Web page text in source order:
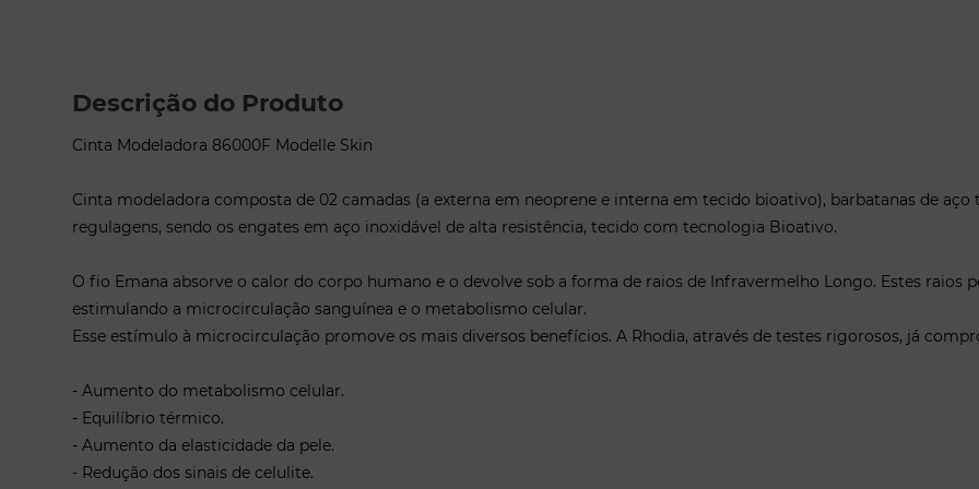
4. Contra indicações
Os efeitos de melhoria do aspecto
para mulheres gravidas, assim
doenças autoimunes (Pesquisa
5. Mitos
As cintas Modelle Skin são
Descrição do Produto
Cinta Modeladora 86000F Modelle Skin
Cinta modeladora composta de 02 camadas (a externa em neoprene e interna em tecido bioativo), barbatanas de
regulagens, sendo os engates em aço inoxidável de alta resistência, tecido com tecnologia Bioativo.
O fio Emana absorve o calor do corpo humano e o devolve sob a forma de raios de Infravermelho Longo. Estes raios
estimulando a microcirculação sanguínea e o metabolismo celular.
Esse estímulo à microcirculação promove os mais diversos benefícios. A Rhodia, através de testes rigorosos, já
- Aumento do metabolismo celular.
- Equilíbrio térmico.
- Aumento da elasticidade da pele.
- Redução dos sinais de celulite.